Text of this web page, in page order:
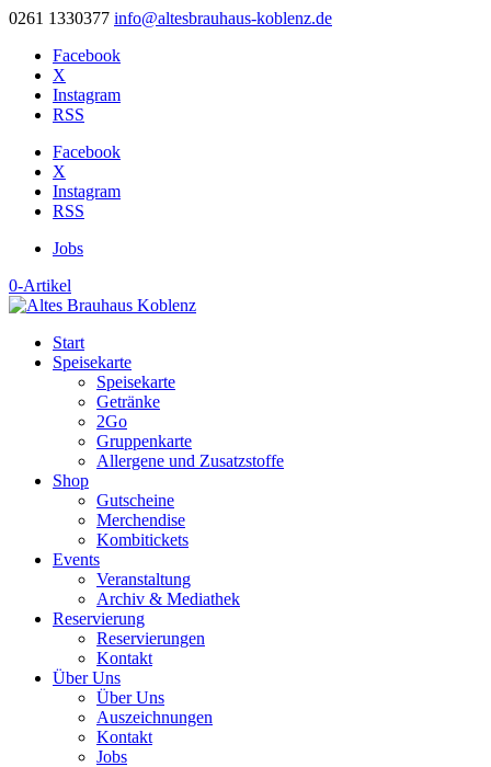
0261 1330377 info@altesbrauhaus-koblenz.de
Facebook
X
Instagram
RSS
Facebook
X
Instagram
RSS
Jobs
0-Artikel
Start
Speisekarte
Speisekarte
Getränke
2Go
Gruppenkarte
Allergene und Zusatzstoffe
Shop
Gutscheine
Merchendise
Kombitickets
Events
Veranstaltung
Archiv & Mediathek
Reservierung
Reservierungen
Kontakt
Über Uns
Über Uns
Auszeichnungen
Kontakt
Jobs